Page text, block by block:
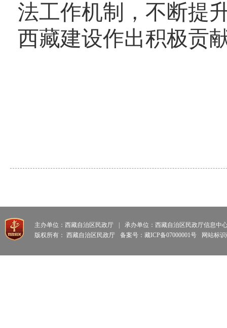
法工作机制，不断提
西藏建设作出积极贡
主办单位：西藏自治区民政厅
承办单位：西藏自治区民政厅信息中
版权所有： 西藏自治区民政厅
备案号：藏ICP备07000001号 网站标识